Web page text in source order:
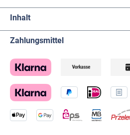
Inhalt
Zahlungsmittel